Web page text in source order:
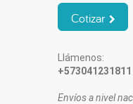
Cotizar
Llámenos:
+573041231811
Envíos a nivel